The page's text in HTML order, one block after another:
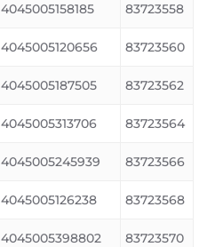
4045005158185 83723558
4045005120656 83723560
4045005187505 83723562
4045005313706 83723564
4045005245939 83723566
4045005126238 83723568
4045005398802 83723570